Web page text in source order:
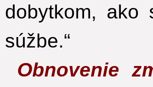
dobytkom,
súžbe.“
Obnovenie